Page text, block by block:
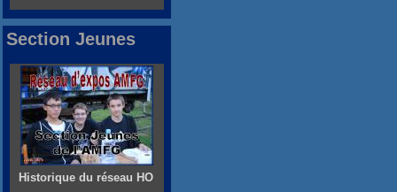
Section Jeunes
Historique du réseau HO